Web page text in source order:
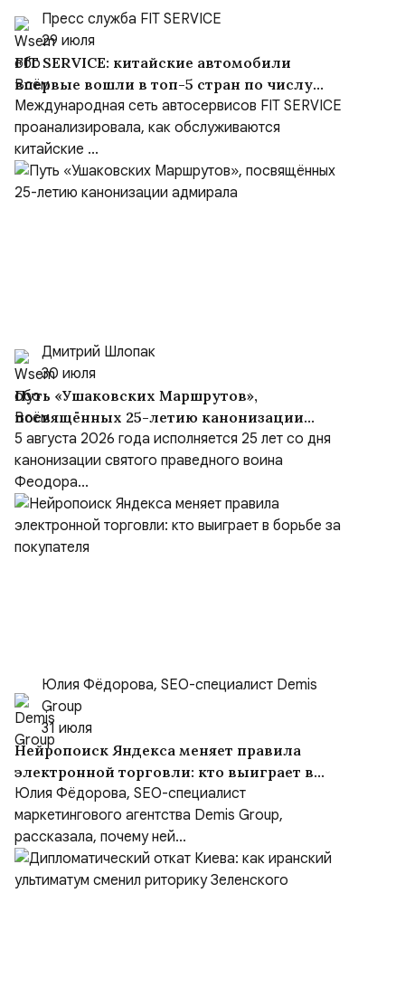
Пресс служба FIT SERVICE
29 июля
FIT SERVICE: китайские автомобили
впервые вошли в топ-5 стран по числу
визитов на СТО
Международная сеть автосервисов FIT SERVICE
проанализировала, как обслуживаются
китайские ...
Дмитрий Шлопак
30 июля
Путь «Ушаковских Маршрутов»,
посвящённых 25-летию канонизации
адмирала
5 августа 2026 года исполняется 25 лет со дня
канонизации святого праведного воина
Феодора...
Юлия Фёдорова, SEO-специалист Demis
Group
31 июля
Нейропоиск Яндекса меняет правила
электронной торговли: кто выиграет в
борьбе за покупателя
Юлия Фёдорова, SEO-специалист
маркетингового агентства Demis Group,
рассказала, почему ней...